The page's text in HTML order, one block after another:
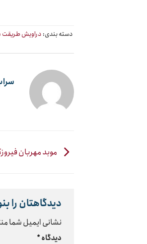
دسته بندی:دراویش طریقت
موبد مهربان
دیدگاهتان را
نشانی ایمیل شما
دیدگاه*